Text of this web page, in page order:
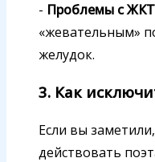
- Проблемы с ЖКТ
«жевательным»
желудок.
3. Как
Если вы
действовать